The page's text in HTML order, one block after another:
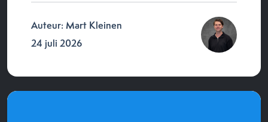
Auteur: Mart Kleinen
24 juli 2026